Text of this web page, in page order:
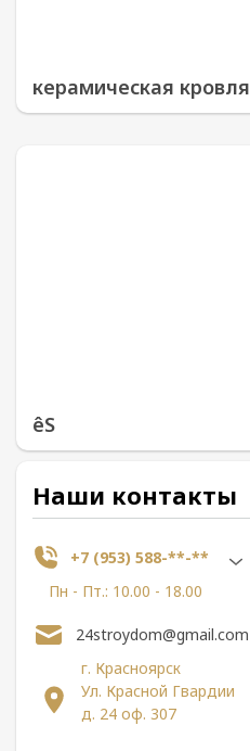
керамическая кровля
êS
Наши контакты
+7 (953) 588-**-**
Пн - Пт.: 10.00 - 18.00
г. Красноярск
Ул. Красной Гвардии
д. 24 оф. 307
24stroydom@gmail.com